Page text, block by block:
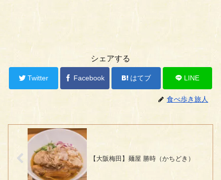
シェアする
Twitter Facebook はてブ LINE
食べ歩き旅人
【大阪梅田】麺屋 勝時（かちどき）